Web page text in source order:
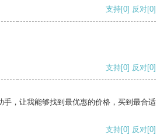
支持[0] 反对[0]
支持[0] 反对[0]
手，让我能够找到最优惠的价格，买到最合适
支持[0] 反对[0]